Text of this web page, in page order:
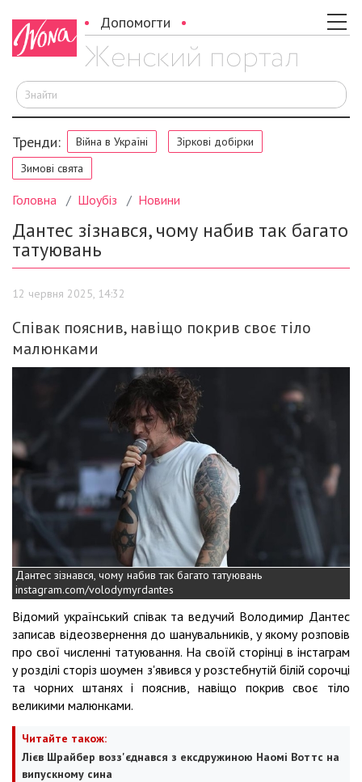
Допомогти
Тренди: Війна в Україні
Зіркові добірки
Зимові свята
Головна Шоубіз Новини
Дантес зізнався, чому набив так багато
татуювань
12 червня 2025, 14:32
Співак пояснив, навіщо покрив своє тіло
малюнками
Дантес зізнався, чому набив так багато татуювань
instagram.com/volodymyrdantes
Відомий український співак та ведучий Володимир Дантес
записав відеозвернення до шанувальників, у якому розповів
про свої численні татуювання. На своїй сторінці в інстаграм
у розділі сторіз шоумен з'явився у розстебнутій білій сорочці
та чорних штанях і пояснив, навіщо покрив своє тіло
великими малюнками.
Читайте також:
Лієв Шрайбер возз'єднався з ексдружиною Наомі Воттс на
випускному сина